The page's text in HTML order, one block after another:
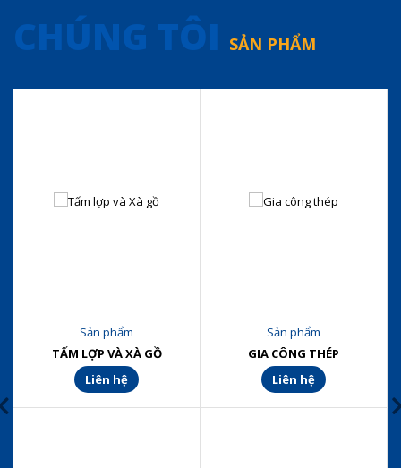
CHÚNG TÔI SẢN PHẨM
Sản phẩm
TẤM LỢP VÀ XÀ GỒ
Liên hệ
Sản phẩm
GIA CÔNG THÉP
Liên hệ